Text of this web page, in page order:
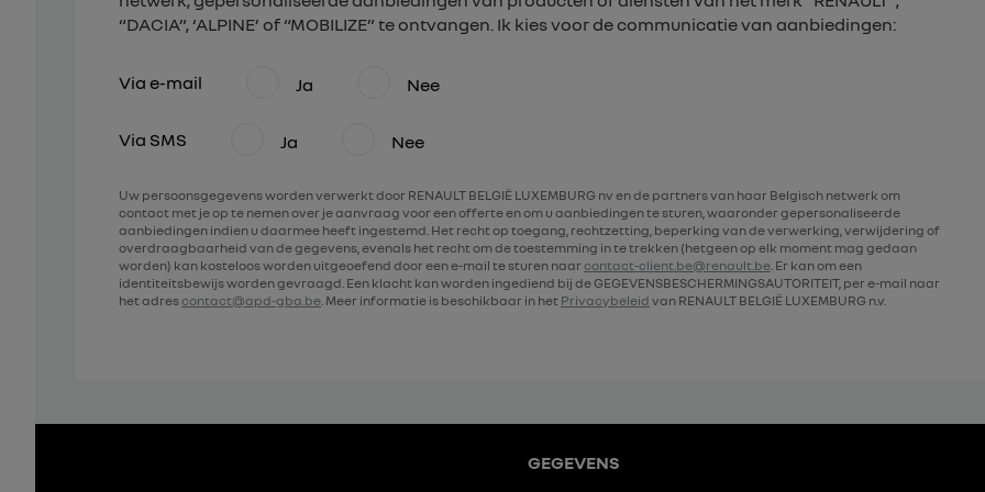
“DACIA”, ‘ALPINE’ of “MOBILIZE” te ontvangen. Ik kies voor de communicatie van aanbiedingen:
Via e-mail Ja Nee
Via SMS Ja Nee
Uw persoonsgegevens worden verwerkt door RENAULT BELGIË LUXEMBURG nv en de partners van haar Belgisch netwerk om
contact met je op te nemen over je aanvraag voor een offerte en om u aanbiedingen te sturen, waaronder gepersonaliseerde
aanbiedingen indien u daarmee heeft ingestemd. Het recht op toegang, rechtzetting, beperking van de verwerking, verwijdering of
overdraagbaarheid van de gegevens, evenals het recht om de toestemming in te trekken (hetgeen op elk moment mag gedaan
worden) kan kosteloos worden uitgeoefend door een e-mail te sturen naar contact-client.be@renault.be. Er kan om een
identiteitsbewijs worden gevraagd. Een klacht kan worden ingediend bij de GEGEVENSBESCHERMINGSAUTORITEIT, per e-mail naar
het adres contact@apd-gba.be. Meer informatie is beschikbaar in het Privacybeleid van RENAULT BELGIË LUXEMBURG n.v.
GEGEVENS